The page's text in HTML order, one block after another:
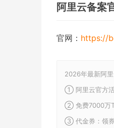
阿里云备案
官网： https://
2026年最新阿
① 阿里云官方活
② 免费7000万
③ 代金券：领